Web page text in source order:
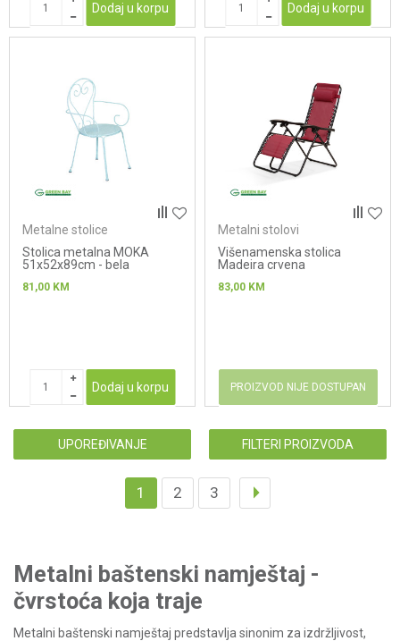
Dodaj u korpu Dodaj u korpu
Metalne stolice
Stolica metalna MOKA
51x52x89cm - bela
81,00 KM
Dodaj u korpu
Metalni stolovi
Višenamenska stolica
Madeira crvena
83,00 KM
PROIZVOD NIJE DOSTUPAN
UPOREĐIVANJE FILTERI PROIZVODA
1 2 3
Metalni baštenski namještaj -
čvrstoća koja traje
Metalni baštenski namještaj predstavlja sinonim za izdržljivost,